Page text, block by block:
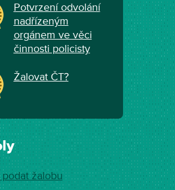
Potvrzení odvolání
nadřízeným
orgánem ve věci
činnosti policisty
Žalovat ČT?
podat žalobu